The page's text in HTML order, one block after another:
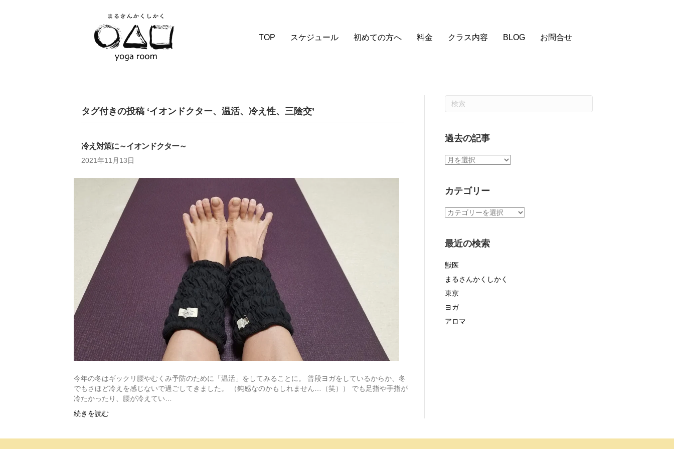
TOP スケジュール 初めての方へ 料金 クラス内容 BLOG お問合せ
タグ付きの投稿 ‘イオンドクター、温活、冷え性、三陰交’
冷え対策に～イオンドクター～
2021年11月13日
今年の冬はギックリ腰やむくみ予防のために「温活」をしてみることに。 普段ヨガをしているからか、冬
でもさほど冷えを感じないで過ごしてきました。 （鈍感なのかもしれません…（笑）） でも足指や手指が
冷たかったり、腰が冷えてい…
続きを読む
過去の記事
過
記
カテゴリー
カ
リ
最近の検索
獣医
まるさんかくしかく
東京
ヨガ
アロマ